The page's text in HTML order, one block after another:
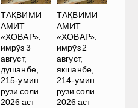
ТАҚВИМИ
АМИТ
«ХОВАР»:
имрӯз 3
август,
душанбе,
215-умин
рӯзи соли
2026 аст
ТАҚВИМИ
АМИТ
«ХОВАР»:
имрӯз 2
август,
якшанбе,
214-умин
рӯзи соли
2026 аст